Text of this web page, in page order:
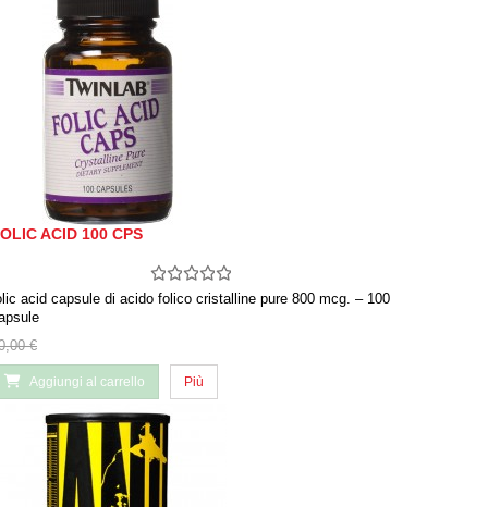
ACID 100 CPS
acid capsule di acido folico cristalline pure 800 mcg. – 100
€
Aggiungi al carrello Più